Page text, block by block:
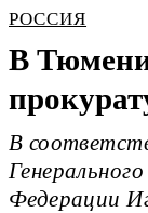
РОССИЯ
В
В
Федерации